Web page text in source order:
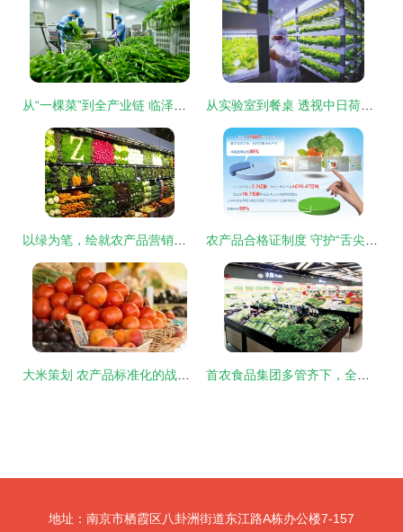
从“一棵菜”到全产业链 临泽县蔬菜产业的蝶变之路 从实验室到餐桌 透视中日荷植物工厂的演进与未来
以绿为笔，绘就农产品营销新蓝图——浅析农产品绿色营销之路 农产品合格证制度 守护“舌尖上的安全”与推动农业高质量发展的关键一步
大米策划 农产品标准化的战略路径与实践关键 首农食品集团多管齐下，全力保障蔬菜及农产品稳定供应
地址：南京市栖霞区八卦洲街道东江路A栋办公楼7-157